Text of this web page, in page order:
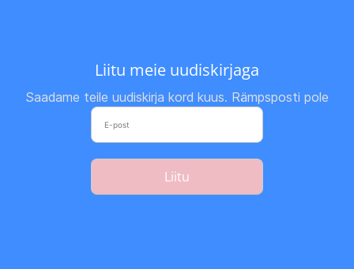
Liitu meie uudiskirjaga
Saadame teile uudiskirja kord kuus. Rämpsposti pole
Liitu